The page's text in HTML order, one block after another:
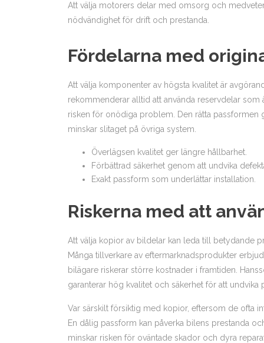
Att välja motorers delar med omsorg och
nödvändighet för drift och prestanda.
Fördelarna med
Att välja komponenter av högsta kvalitet är
rekommenderar alltid att använda reservdelar
risken för onödiga problem. Den rätta passformen
minskar slitaget på övriga system.
Överlägsen kvalitet ger längre hållbarhet.
Förbättrad säkerhet genom att undvika
Exakt passform som underlättar installation.
Riskerna med att
Att välja kopior av bildelar kan leda till betydande
Många tillverkare av eftermarknadsprodukter
bilägare riskerar större kostnader i framtiden.
garanterar hög kvalitet och säkerhet för att
Var särskilt försiktig med kopior, eftersom de ofta
En dålig passform kan påverka bilens prestanda
minskar risken för oväntade skador och dyra